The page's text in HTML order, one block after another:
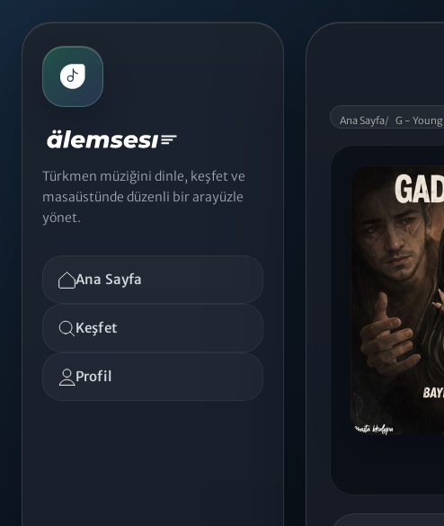
Türkmen müziğini dinle, keşfet ve
masaüstünde düzenli bir arayüzle
yönet.
Ana Sayfa
Keşfet
Profil
Ana Sayfa/ G - Young